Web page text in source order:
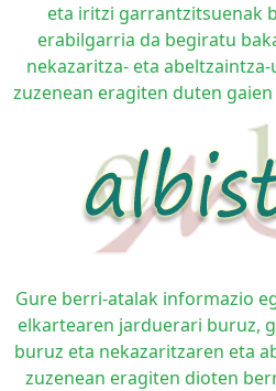
eta iritzi garrantzitsuenak
erabilgarria da begiratu
nekazaritza- eta
zuzenean eragiten duten
Gure berri-atalak informazio
elkartearen jarduerari buruz,
buruz eta nekazaritzaren eta
zuzenean eragiten dioten